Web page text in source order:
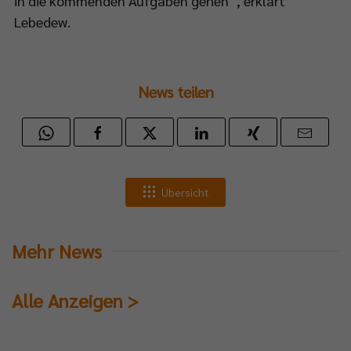
Lebedew.
News teilen
Übersicht
Mehr News
Alle Anzeigen >